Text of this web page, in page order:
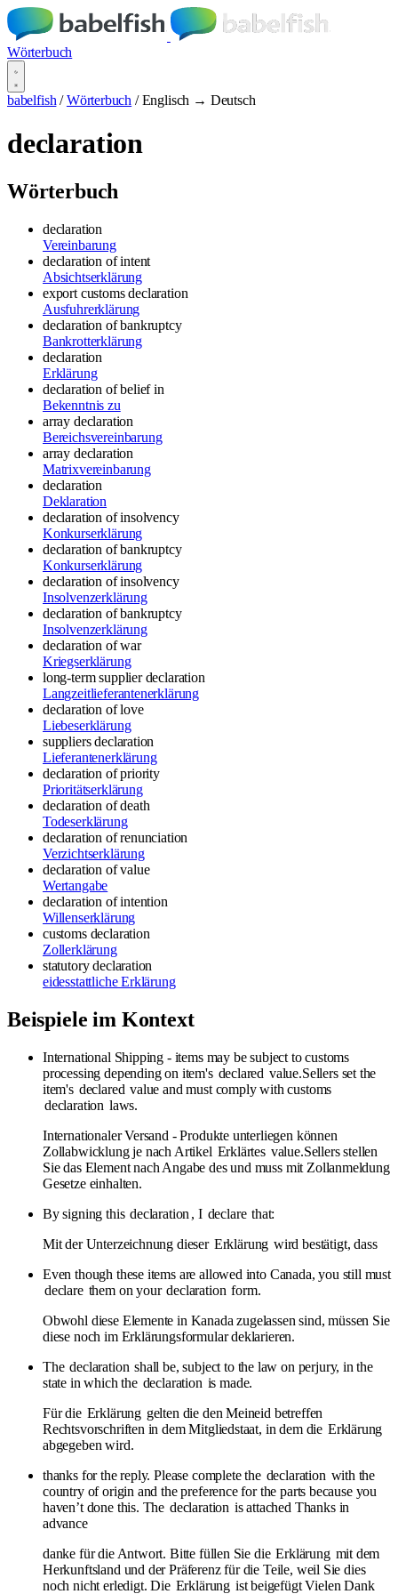
Wörterbuch
babelfish / Wörterbuch / Englisch → Deutsch
declaration
Wörterbuch
declaration
Vereinbarung
declaration of intent
Absichtserklärung
export customs declaration
Ausfuhrerklärung
declaration of bankruptcy
Bankrotterklärung
declaration
Erklärung
declaration of belief in
Bekenntnis zu
array declaration
Bereichsvereinbarung
array declaration
Matrixvereinbarung
declaration
Deklaration
declaration of insolvency
Konkurserklärung
declaration of bankruptcy
Konkurserklärung
declaration of insolvency
Insolvenzerklärung
declaration of bankruptcy
Insolvenzerklärung
declaration of war
Kriegserklärung
long-term supplier declaration
Langzeitlieferantenerklärung
declaration of love
Liebeserklärung
suppliers declaration
Lieferantenerklärung
declaration of priority
Prioritätserklärung
declaration of death
Todeserklärung
declaration of renunciation
Verzichtserklärung
declaration of value
Wertangabe
declaration of intention
Willenserklärung
customs declaration
Zollerklärung
statutory declaration
eidesstattliche Erklärung
Beispiele im Kontext
International Shipping - items may be subject to customs
processing depending on item's declared value.Sellers set the
item's declared value and must comply with customs
declaration laws.
Internationaler Versand - Produkte unterliegen können
Zollabwicklung je nach Artikel Erklärtes value.Sellers stellen
Sie das Element nach Angabe des und muss mit Zollanmeldung
Gesetze einhalten.
By signing this declaration , I declare that:
Mit der Unterzeichnung dieser Erklärung wird bestätigt, dass
Even though these items are allowed into Canada, you still must
declare them on your declaration form.
Obwohl diese Elemente in Kanada zugelassen sind, müssen Sie
diese noch im Erklärungsformular deklarieren.
The declaration shall be, subject to the law on perjury, in the
state in which the declaration is made.
Für die Erklärung gelten die den Meineid betreffen
Rechtsvorschriften in dem Mitgliedstaat, in dem die Erklärung
abgegeben wird.
thanks for the reply. Please complete the declaration with the
country of origin and the preference for the parts because you
haven’t done this. The declaration is attached Thanks in
advance
danke für die Antwort. Bitte füllen Sie die Erklärung mit dem
Herkunftsland und der Präferenz für die Teile, weil Sie dies
noch nicht erledigt. Die Erklärung ist beigefügt Vielen Dank